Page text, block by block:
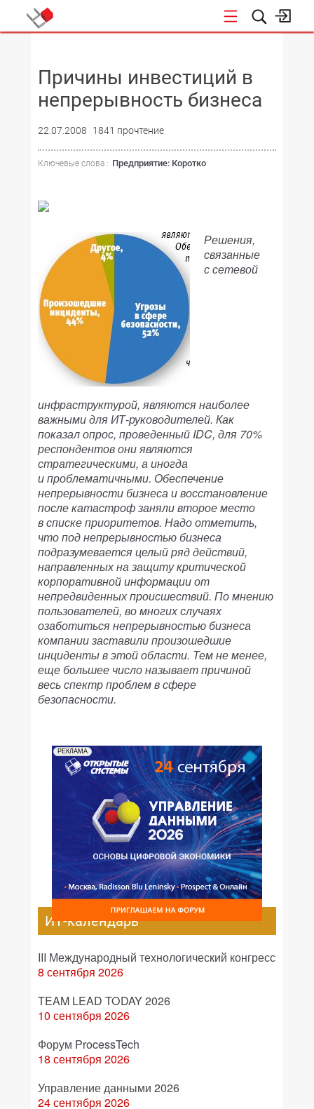
Причины инвестиций в
непрерывность бизнеса
22.07.2008 1841 прочтение
Ключевые слова : Предприятие: Коротко
Решения,
связанные
с сетевой
инфраструктурой, являются наиболее
важными для ИТ-руководителей. Как
показал опрос, проведенный IDC, для 70%
респондентов они являются
стратегическими, а иногда
и проблематичными. Обеспечение
непрерывности бизнеса и восстановление
после катастроф заняли второе место
в списке приоритетов. Надо отметить,
что под непрерывностью бизнеса
подразумевается целый ряд действий,
направленных на защиту критической
корпоративной информации от
непредвиденных происшествий. По мнению
пользователей, во многих случаях
озаботиться непрерывностью бизнеса
компании заставили произошедшие
инциденты в этой области. Тем не менее,
еще большее число называет причиной
весь спектр проблем в сфере
безопасности.
РЕКЛАМА
ИТ-календарь
III Международный технологический конгресс
8 сентября 2026
TEAM LEAD TODAY 2026
10 сентября 2026
Форум ProcessTech
18 сентября 2026
Управление данными 2026
24 сентября 2026